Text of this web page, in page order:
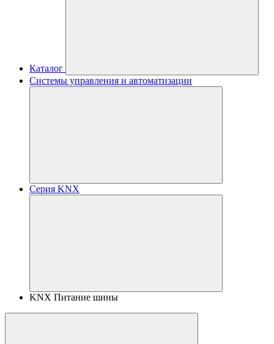
Каталог
Системы управления и автоматизации
Серия KNX
KNX Питание шины